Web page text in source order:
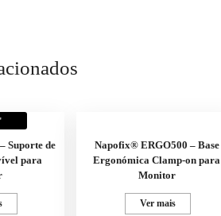
Suporte de
para
Napofix® ERGO500 – Base
Ergonómica Clamp-on para
Monitor
Ver mais